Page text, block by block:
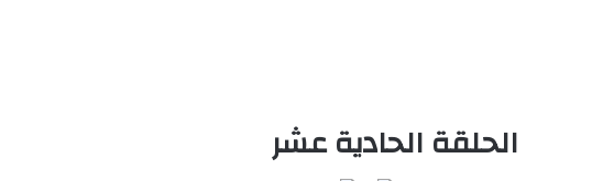
الحلقة الحادية عشر